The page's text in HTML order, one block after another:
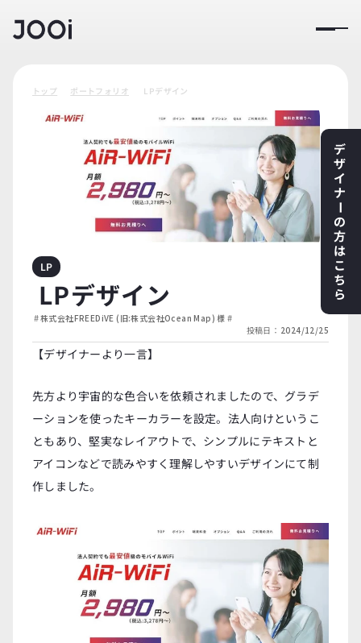
トップ ポートフォリオ LPデザイン
LP
LPデザイン
#株式会社FREEDiVE (旧:株式会社Ocean Map) 様 #
投稿日： 2024/12/25
【デザイナーより一言】
先方より宇宙的な色合いを依頼されましたので、グラデ
ーションを使ったキーカラーを設定。法人向けというこ
ともあり、堅実なレイアウトで、シンプルにテキストと
アイコンなどで読みやすく理解しやすいデザインにて制
作しました。
デ
ザ
イ
ナ
の
方
は
こ
ち
ら